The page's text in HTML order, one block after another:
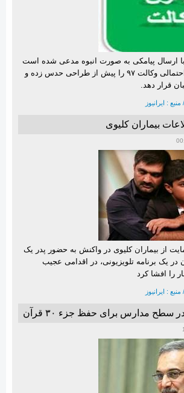
ارسال پیامکی به صورت انبوه مدعی شده است
که می‌تواند سؤالات احتمالی وکالت ۹۷ را پیش از طراحی حدس زده و
قرار دهد.
: ایرانیوز
بیماران کلیوی
از بیماران کلیوی در واکنش به حضور پدر یک
در یک برنامه تلویزیونی، در اقدامی عجیب
را افشا کرد
: ایرانیوز
سطح مدارس برای حفظ جزء ۳۰ قرآن